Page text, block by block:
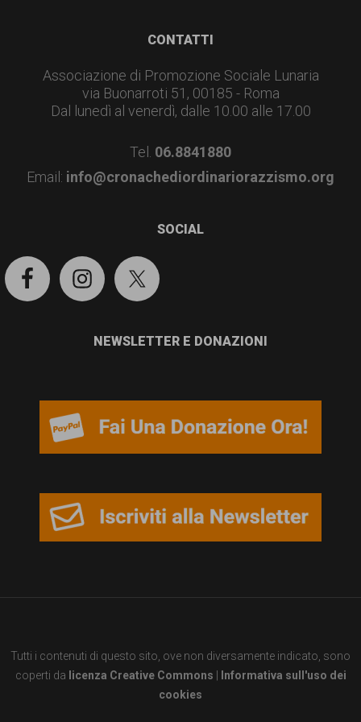
cittadinanza
CONTATTI
Associazione di Promozione Sociale Lunaria
via Buonarroti 51, 00185 - Roma
Dal lunedì al venerdì, dalle 10.00 alle 17.00
Tel. 06.8841880
Email: info@cronachediordinariorazzismo.org
SOCIAL
NEWSLETTER E DONAZIONI
Tutti i contenuti di questo sito, ove non diversamente indicato, sono
coperti da licenza Creative Commons
Informativa sull'uso dei
cookies